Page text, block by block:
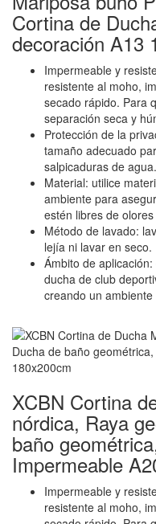
Cortina de
decoración A13
Impermeable y
resistente al moho,
secado rápido. Para
separación seca y
Protección de la
tamaño adecuado
salpicaduras de agua.
Material: utilice
ambiente para
estén libres de
Método de lavado:
lejía ni lavar en seco.
Ámbito de
ducha de club
creando un
XCBN Cortina
nórdica, Raya
baño
Impermeable
Impermeable y
resistente al moho,